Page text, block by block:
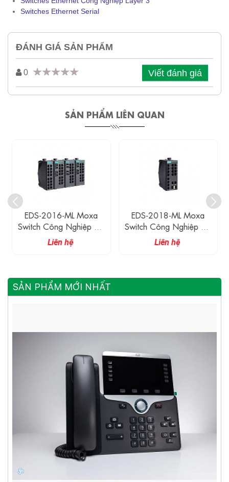
Switches Ethernet Serial
ĐÁNH GIÁ SẢN PHẨM
0 Viết đánh giá
SẢN PHẨM LIÊN QUAN
EDS-2016-ML Moxa
Switch Công Nghiệp 16
Cổng 10/100M
Liên hệ
EDS-2018-ML Moxa
Switch Công Nghiệp 16
Cổng 10/100M
Liên hệ
SẢN PHẨM MỚI NHẤT